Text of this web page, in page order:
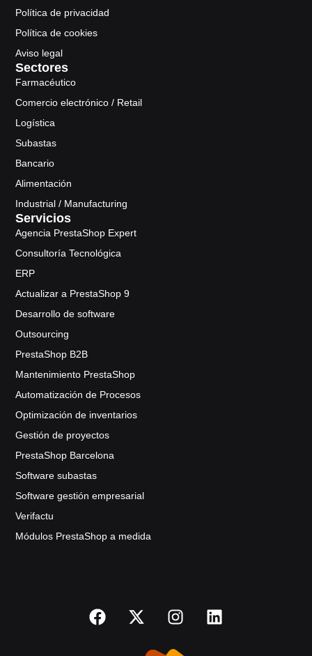
Política de privacidad
Política de cookies
Aviso legal
Sectores
Farmacéutico
Comercio electrónico / Retail
Logística
Subastas
Bancario
Alimentación
Industrial / Manufacturing
Servicios
Agencia PrestaShop Expert
Consultoría Tecnológica
ERP
Actualizar a PrestaShop 9
Desarrollo de software
Outsourcing
PrestaShop B2B
Mantenimiento PrestaShop
Automatización de Procesos
Optimización de inventarios
Gestión de proyectos
PrestaShop Barcelona
Software subastas
Software gestión empresarial
Verifactu
Módulos PrestaShop a medida